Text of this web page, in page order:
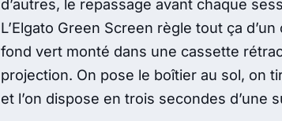
d’autres, le repassage avant chaque
L’Elgato Green Screen règle tout ça
fond vert monté dans une cassette
projection. On pose le boîtier au sol, on
et l’on dispose en trois secondes